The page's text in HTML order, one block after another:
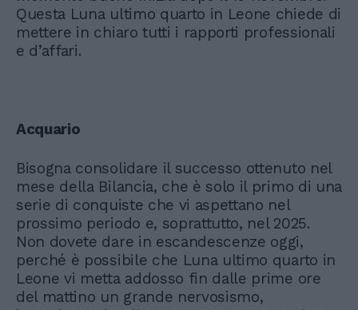
Questa Luna ultimo quarto in Leone chiede di
mettere in chiaro tutti i rapporti professionali
e d’affari.
Acquario
Bisogna consolidare il successo ottenuto nel
mese della Bilancia, che è solo il primo di una
serie di conquiste che vi aspettano nel
prossimo periodo e, soprattutto, nel 2025.
Non dovete dare in escandescenze oggi,
perché è possibile che Luna ultimo quarto in
Leone vi metta addosso fin dalle prime ore
del mattino un grande nervosismo,